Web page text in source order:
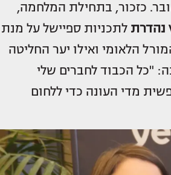
כזכור, בתחילת המלחמה,
נהדרת לתכניות ספיישל על מנת
הלאומי ואילו יער החליטה
"כל הכבוד לחברים שלי
מדי העונה כדי ללחום